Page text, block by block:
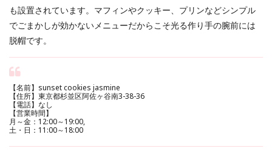
も設置されています。マフィンやクッキー、プリンなどシンプル
でごまかしが効かないメニューだからこそ光る作り手の腕前には
脱帽です。
【名前】sunset cookies jasmine
【住所】東京都杉並区阿佐ヶ谷南3-38-36
【電話】なし
【営業時間】
月～金：12:00～19:00,
土・日：11:00～18:00